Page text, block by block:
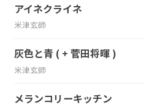
アイネクライネ
米津玄師
灰色と青 ( + 菅田将暉 )
米津玄師
メランコリーキッチン